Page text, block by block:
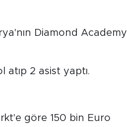
Diamond Academy
atıp 2 asist yaptı.
göre 150 bin Euro